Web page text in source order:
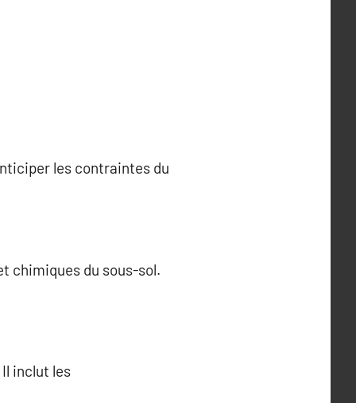
les contraintes du
chimiques du sous-sol.
inclut les